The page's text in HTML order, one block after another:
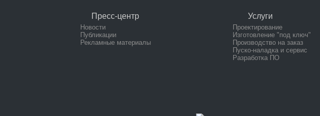
Пресс-центр
Новости
Публикации
Рекламные материалы
Услуги
Проектирование
Изготовление "под ключ"
Производство на заказ
Пуско-наладка и сервис
Разработка ПО